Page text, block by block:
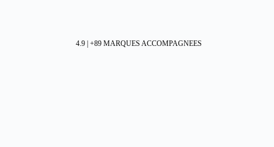
4.9 | +89 MARQUES ACCOMPAGNEES